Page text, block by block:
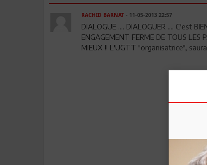
RACHID BARNAT- 11-05-2013 22:57
DIALOGUE .... DIALOGUER .... C'est
ENGAGEMENT FERME DE TOUS LES
MIEUX !! L'UGTT "organisatrice",